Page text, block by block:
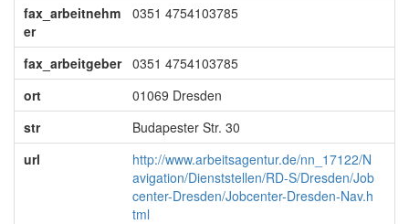
fax_arbeitnehm
er
0351 4754103785
fax_arbeitgeber
0351 4754103785
ort
01069 Dresden
str
Budapester Str. 30
url
http://www.arbeitsagentur.de/nn_17122/N
avigation/Dienststellen/RD-S/Dresden/Job
center-Dresden/Jobcenter-Dresden-Nav.h
tml